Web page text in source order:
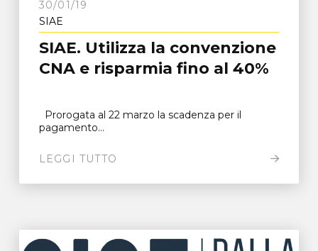
30/01/19
SIAE
SIAE. Utilizza la convenzione
CNA e risparmia fino al 40%
Prorogata al 22 marzo la scadenza per il
pagamento...
LEGGI TUTTO